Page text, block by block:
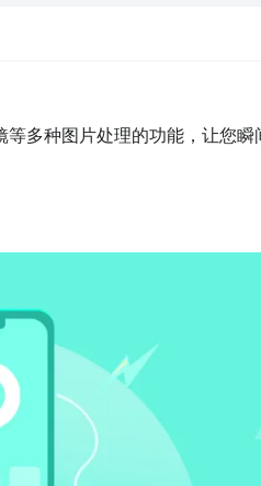
多种图片处理的功能，让您